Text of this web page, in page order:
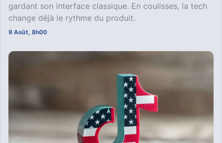
gardant son interface classique. En coulisses, la tech
change déjà le rythme du produit.
9 Août, 8h00